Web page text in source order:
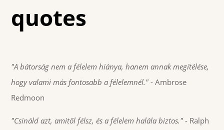
quotes
"A bátorság nem a félelem hiánya, hanem annak megítélése,
hogy valami más fontosabb a félelemnél." - Ambrose
Redmoon
"Csináld azt, amitől félsz, és a félelem halála biztos." - Ralph